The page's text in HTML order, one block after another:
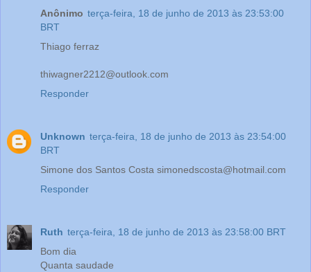
Anônimo terça-feira, 18 de junho de 2013 às 23:53:00
BRT
Thiago ferraz
thiwagner2212@outlook.com
Responder
Unknown terça-feira, 18 de junho de 2013 às 23:54:00
BRT
Simone dos Santos Costa simonedscosta@hotmail.com
Responder
Ruth terça-feira, 18 de junho de 2013 às 23:58:00 BRT
Bom dia
Quanta saudade